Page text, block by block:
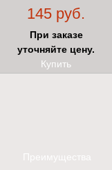
145 руб.
При заказе
уточняйте цену.
Купить
Преимущества